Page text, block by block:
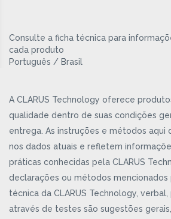
Consulte a ficha técnica para
cada produto
Português / Brasil
A CLARUS Technology oferece
qualidade dentro de suas condições
entrega. As instruções e métodos aqui
nos dados atuais e refletem
práticas conhecidas pela CLARUS
declarações ou métodos mencionados
técnica da CLARUS Technology,
através de testes são sugestões